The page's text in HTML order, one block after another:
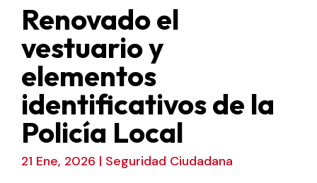
Renovado el
vestuario y
elementos
identificativos de la
Policía Local
21 Ene, 2026 | Seguridad Ciudadana